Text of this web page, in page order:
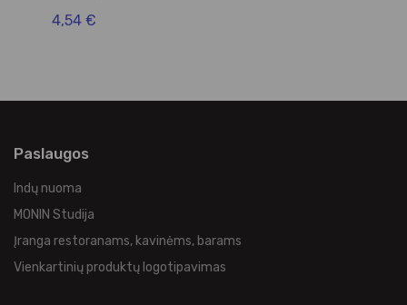
4,54 €
Paslaugos
Indų nuoma
MONIN Studija
Įranga restoranams, kavinėms, barams
Vienkartinių produktų logotipavimas